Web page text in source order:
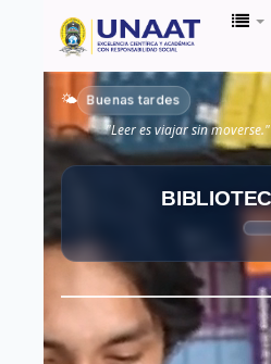
Biblioteca
Unaat
🌤️ Buenas tardes
"Leer es viajar sin